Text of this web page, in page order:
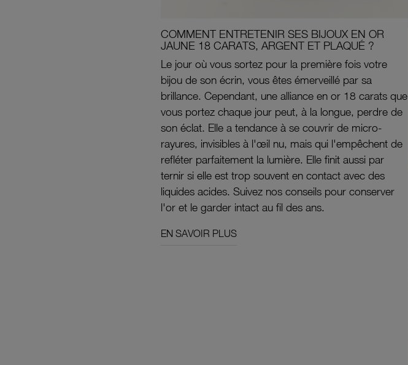
COMMENT ENTRETENIR SES BIJOUX EN OR
JAUNE 18 CARATS, ARGENT ET PLAQUÉ ?
Le jour où vous sortez pour la première fois votre
bijou de son écrin, vous êtes émerveillé par sa
brillance. Cependant, une alliance en or 18 carats que
vous portez chaque jour peut, à la longue, perdre de
son éclat. Elle a tendance à se couvrir de micro-
rayures, invisibles à l'œil nu, mais qui l'empêchent de
refléter parfaitement la lumière. Elle finit aussi par
ternir si elle est trop souvent en contact avec des
liquides acides. Suivez nos conseils pour conserver
l'or et le garder intact au fil des ans.
EN SAVOIR PLUS